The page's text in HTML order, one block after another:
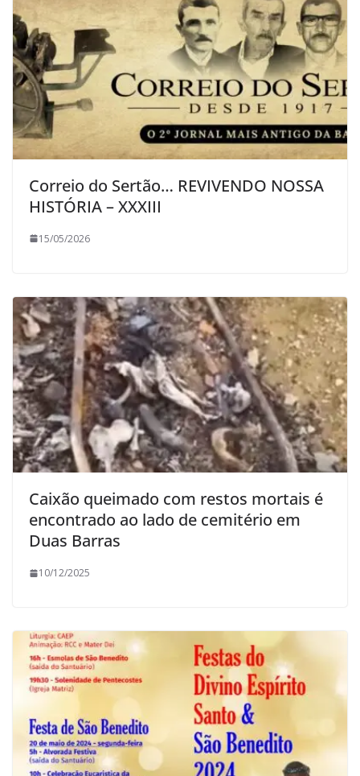
Correio do Sertão… REVIVENDO NOSSA
HISTÓRIA – XXXIII
15/05/2026
Caixão queimado com restos mortais é
encontrado ao lado de cemitério em
Duas Barras
10/12/2025